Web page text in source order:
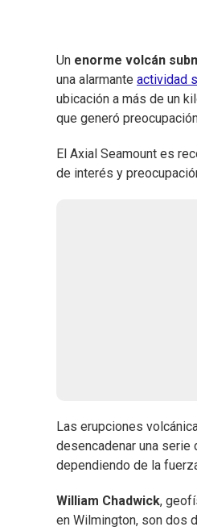
Un enorme volcán
una alarmante actividad
ubicación a más de un
que generó
El Axial Seamount es
de interés y
Las erupciones
desencadenar una
dependiendo de la
William Chadwick,
en Wilmington, son dos